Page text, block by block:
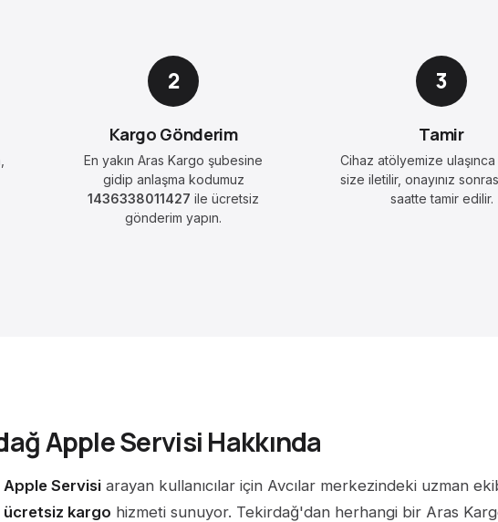
2
Kargo Gönderim
En yakın Aras Kargo şubesine
gidip anlaşma kodumuz
1436338011427 ile ücretsiz
gönderim yapın.
3
Tamir
Cihaz atölyemize
size iletilir, onayınız
saatte tamir edilir.
Apple Servisi Hakkında
Servisi arayan kullanıcılar için Avcılar merkezindeki uzman
ücretsiz kargo hizmeti sunuyor. Tekirdağ'dan herhangi bir Aras